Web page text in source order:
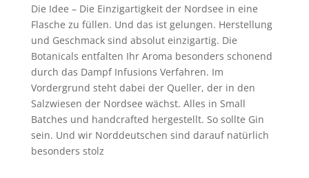
Die Idee – Die Einzigartigkeit der Nordsee in eine
Flasche zu füllen. Und das ist gelungen. Herstellung
und Geschmack sind absolut einzigartig. Die
Botanicals entfalten Ihr Aroma besonders schonend
durch das Dampf Infusions Verfahren. Im
Vordergrund steht dabei der Queller, der in den
Salzwiesen der Nordsee wächst. Alles in Small
Batches und handcrafted hergestellt. So sollte Gin
sein. Und wir Norddeutschen sind darauf natürlich
besonders stolz